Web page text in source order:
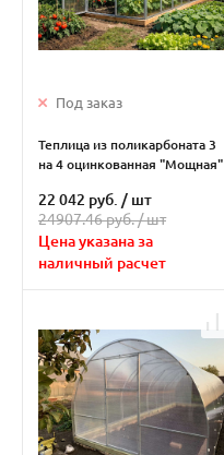
Под заказ
Теплица из поликарбоната 3
на 4 оцинкованная "Мощная"
22 042 руб. / шт
24907.46 руб. /шт
Цена указана за
наличный расчет